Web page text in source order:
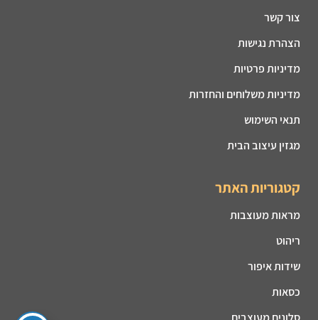
צור קשר
הצהרת נגישות
מדיניות פרטיות
מדיניות משלוחים והחזרות
תנאי השימוש
מגזין עיצוב הבית
קטגוריות האתר
מראות מעוצבות
ריהוט
שידות איפור
כסאות